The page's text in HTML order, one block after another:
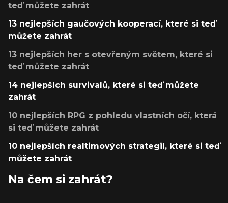
teď můžete zahrát
13 nejlepších gaučových kooperací, které si teď
můžete zahrát
13 nejlepších her s otevřeným světem, které si
teď můžete zahrát
14 nejlepších survivalů, které si teď můžete
zahrát
10 nejlepších RPG z pohledu vlastních očí, která
si teď můžete zahrát
10 nejlepších realtimových strategií, které si teď
můžete zahrát
Na čem si zahrát?